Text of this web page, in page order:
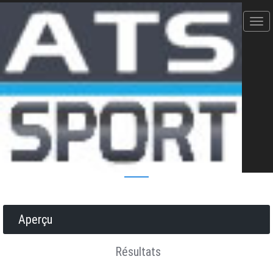
La Jalabert - 17/09/2023
LA LAURENT - 150 kms D+2750
Aperçu
Résultats